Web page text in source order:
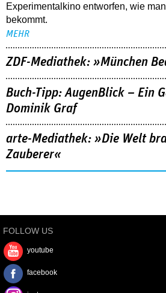
Experimentalkino entworfen, wie
bekommt.
MEHR
ZDF-Mediathek: »München
Buch-Tipp: AugenBlick – Ein
Dominik Graf
arte-Mediathek: »Die Welt
Zauberer«
FOLLOW US
youtube
facebook